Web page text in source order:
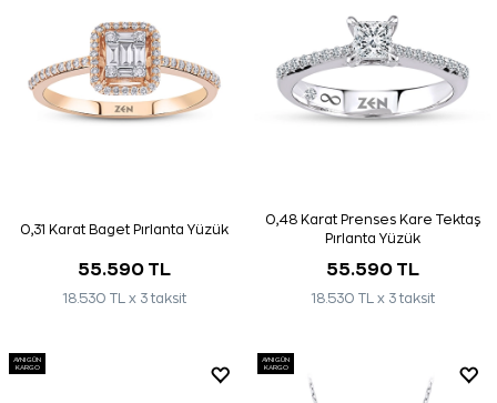
0,31 Karat Baget Pırlanta Yüzük
55.590 TL
18.530 TL x 3 taksit
0,48 Karat Prenses Kare Tektaş
Pırlanta Yüzük
55.590 TL
18.530 TL x 3 taksit
AYNI GÜN
KARGO
AYNI GÜN
KARGO